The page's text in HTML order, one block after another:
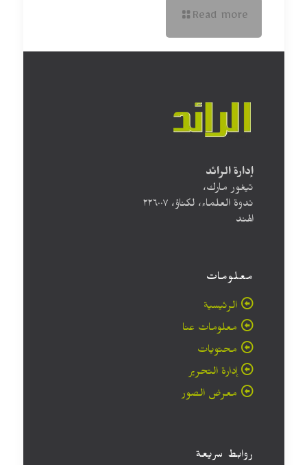
Read more
إدارة الرائد
تيغور مارك،
ندوة العلماء، لكناؤ، ۲۲٦۰۰۷
الهند
معلومات
الرئيسية
معلومات عنا
محتويات
إدارة التحرير
معرض الصور
روابط سريعة